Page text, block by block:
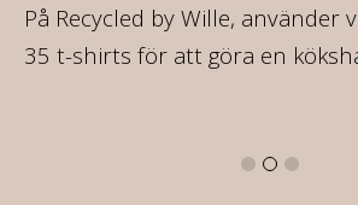
På Recycled by Wille, använder
35 t-shirts för att göra en